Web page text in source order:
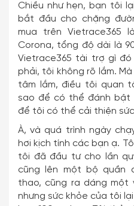
Chiều như hẹn, bạn tôi
bắt đầu cho chặng
mua trên Vietrace365
Corona, tổng độ dài là
Vietrace365 tài trợ gì
phải, tôi không rõ lắm.
tâm lắm, điều tôi quan
sao để có thể đánh bật
để tôi có thể cải thiện
À, và quá trình ngày
hơi kịch tính các bạn ạ.
tôi đã đầu tư cho lần
cũng lên một bộ quần
thao, cũng ra dáng một
nhưng sức khỏe của tôi